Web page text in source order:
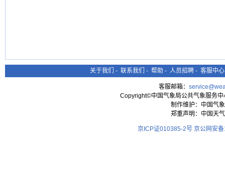
关于我们 - 联系我们 - 帮助 - 人员招聘 - 客服中心
客服邮箱：
Copyright©中国气象局公共气象服务
制作维护：中国气
郑重声明：中国天
京ICP证010385-2号 京公网安